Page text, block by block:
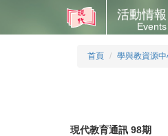
活動情報
Events
首頁 學與教資源
現代教育通訊 98期